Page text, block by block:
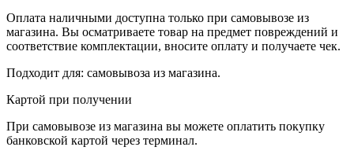
Оплата наличными доступна только при самовывозе из
магазина. Вы осматриваете товар на предмет повреждений и
соответствие комплектации, вносите оплату и получаете чек.
Подходит для: самовывоза из магазина.
Картой при получении
При самовывозе из магазина вы можете оплатить покупку
банковской картой через терминал.